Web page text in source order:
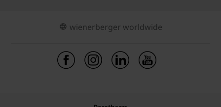
wienerberger worldwide